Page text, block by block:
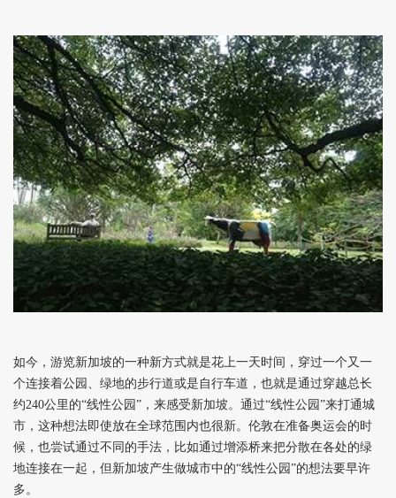
如今，游览新加坡的一种新方式就是花上一天时间，穿过一个又一
个连接着公园、绿地的步行道或是自行车道，也就是通过穿越总长
约240公里的“线性公园”，来感受新加坡。通过“线性公园”来打通城
市，这种想法即使放在全球范围内也很新。伦敦在准备奥运会的时
候，也尝试通过不同的手法，比如通过增添桥来把分散在各处的绿
地连接在一起，但新加坡产生做城市中的“线性公园”的想法要早许
多。